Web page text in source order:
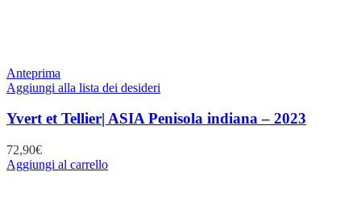
Anteprima
Aggiungi alla lista dei desideri
Yvert et Tellier| ASIA Penisola indiana – 2023
72,90€
Aggiungi al carrello